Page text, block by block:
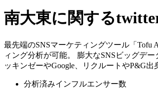
南大東に関する
最先端のSNSマーケティングツール「Tofu
ィング分析が可能。 膨大なSNSビッグデ
ッキンゼーやGoogle、リクルートやP&G
分析済みインフルエンサー数